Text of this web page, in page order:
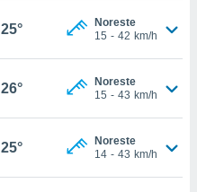
25°
Noreste
15 - 42 km/h
26°
Noreste
15 - 43 km/h
25°
Noreste
14 - 43 km/h